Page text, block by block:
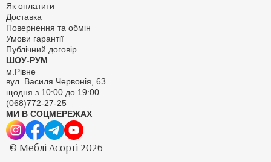
Як оплатити
Доставка
Повернення та обмін
Умови гарантії
Публічний договір
ШОУ-РУМ
м.Рівне
вул. Василя Червонія, 63
щодня з 10:00 до 19:00
(068)772-27-25
МИ В СОЦМЕРЕЖАХ
© Меблі Асорті 2026